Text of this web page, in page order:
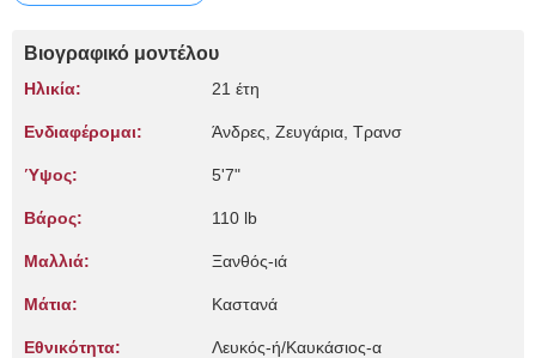
Βιογραφικό μοντέλου
Ηλικία: 21 έτη
Ενδιαφέρομαι: Άνδρες, Zευγάρια, Τρανσ
Ύψος: 5'7"
Βάρος: 110 lb
Μαλλιά: Ξανθός-ιά
Μάτια: Καστανά
Εθνικότητα: Λευκός-ή/Καυκάσιος-α